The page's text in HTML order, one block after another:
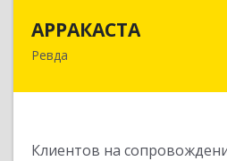
АРРАКАСТА
Ревда
Клиентов на
623286, Свердловская